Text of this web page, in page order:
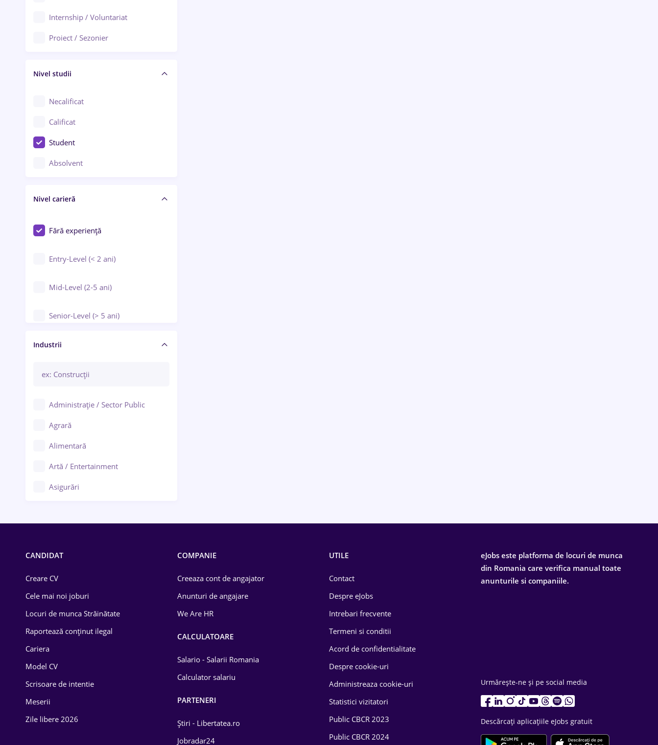
Bârlad
Bistrița (Bistrița-Năsăud)
Auto / Echipamente
Automatizări
Cercetare - dezvoltare
Chimie / Biochimie
Confecții / Design vestimentar
Construcții / Instalații
Controlul calității
Educație / Training / Arte
Internship / Voluntariat
Proiect / Sezonier
Nivel studii
Necalificat
Calificat
Student
Absolvent
Nivel carieră
Fără experiență
Entry-Level (< 2 ani)
Mid-Level (2-5 ani)
Senior-Level (> 5 ani)
Manager / Executiv
Industrii
Administrație / Sector Public
Agrară
Alimentară
Artă / Entertainment
Asigurări
Drept
Educație / Training
Energetică
Farma
CANDIDAT
Creare CV
Cele mai noi joburi
Locuri de munca Străinătate
Raportează conținut ilegal
Cariera
Model CV
Scrisoare de intentie
Meserii
Zile libere 2026
COMPANIE
Creeaza cont de angajator
Anunturi de angajare
We Are HR
CALCULATOARE
Salario - Salarii Romania
Calculator salariu
PARTENERI
Știri - Libertatea.ro
Jobradar24
UTILE
Contact
Despre eJobs
Intrebari frecvente
Termeni si conditii
Acord de confidentialitate
Despre cookie-uri
Administreaza cookie-uri
Statistici vizitatori
Public CBCR 2023
Public CBCR 2024
eJobs este platforma de locuri de munca
din Romania care verifica manual toate
anunturile si companiile.
Urmărește-ne și pe social media
Descărcați aplicațiile eJobs gratuit